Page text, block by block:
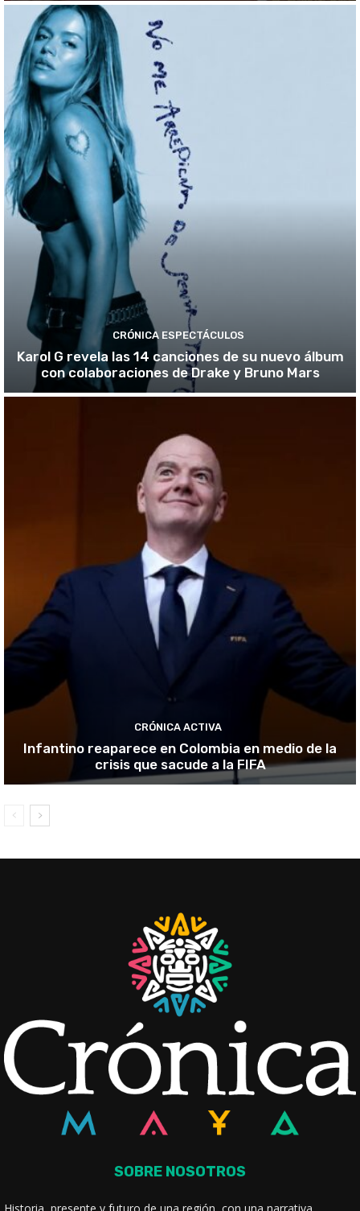
CRÓNICA ESPECTÁCULOS
Karol G revela las 14 canciones de su nuevo álbum
con colaboraciones de Drake y Bruno Mars
CRÓNICA ACTIVA
Infantino reaparece en Colombia en medio de la
crisis que sacude a la FIFA
SOBRE NOSOTROS
Historia, presente y futuro de una región, con una narrativa